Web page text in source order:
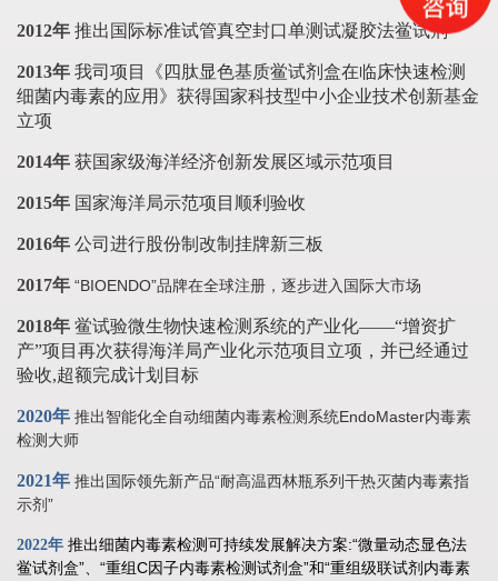
2012年 推出国际标准试管真空封口单测试凝胶法鲎试剂
2013年 我司项目《四肽显色基质鲎试剂盒在临床快速检测
细菌内毒素的应用》获得国家科技型中小企业技术创新基金
立项
2014年 获国家级海洋经济创新发展区域示范项目
2015年 国家海洋局示范项目顺利验收
2016年 公司进行股份制改制挂牌新三板
2017年 “BIOENDO”品牌在全球注册，逐步进入国际大市场
2018年 鲎试验微生物快速检测系统的产业化——“增资扩
产”项目再次获得海洋局产业化示范项目立项，并已经通过
验收,超额完成计划目标
2020年 推出智能化全自动细菌内毒素检测系统EndoMaster内毒素
检测大师
2021年 推出国际领先新产品“耐高温西林瓶系列干热灭菌内毒素指
示剂”
2022年 推出细菌内毒素检测可持续发展解决方案:“微量动态显色法
鲎试剂盒”、“重组C因子内毒素检测试剂盒”和“重组级联试剂内毒素